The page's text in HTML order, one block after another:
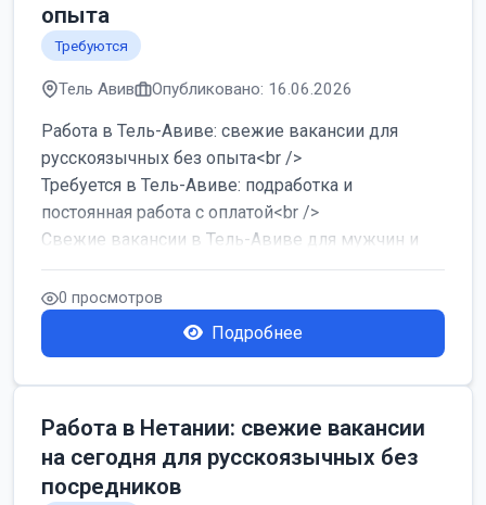
опыта
Требуются
Тель Авив Опубликовано: 16.06.2026
Работа в Тель-Авиве: свежие вакансии для
русскоязычных без опыта<br />
Требуется в Тель-Авиве: подработка и
постоянная работа с оплатой<br />
Свежие вакансии в Тель-Авиве для мужчин и
женщин от хозя...
0 просмотров
Подробнее
Работа в Нетании: свежие вакансии
на сегодня для русскоязычных без
посредников